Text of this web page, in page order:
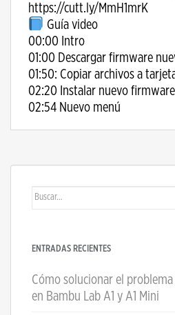
https://cutt.ly/MmH1mrK
Guía video
00:00 Intro
01:00 Descargar firmware
01:50: Copiar archivos a
02:20 Instalar nuevo firmware
02:54 Nuevo menú
Buscar:
ENTRADAS RECIENTES
Cómo solucionar el
en Bambu Lab A1 y A1 Mini